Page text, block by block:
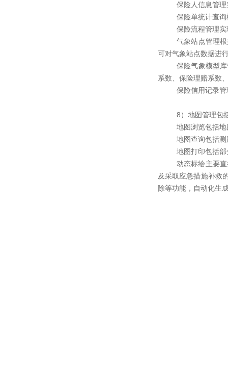
保险人信息管
保险单统计查
保险流程管理
气象站点管理
可对气象站点数据进
保险气象模型
系数、保险理赔系数
保险信用记录
8）地图管理包
地图浏览包括
地图查询包括
地图打印包括
动态标绘主要
及采取应急措施补救
除等功能，自动化生